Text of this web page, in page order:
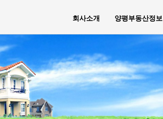
회사소개 양평부동산정보